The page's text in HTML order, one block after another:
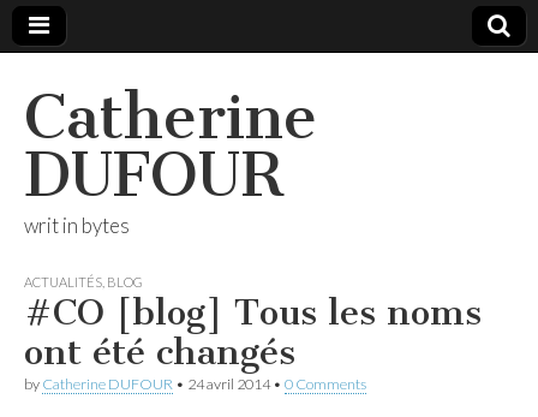
Catherine
DUFOUR
writ in bytes
ACTUALITÉS BLOG
#CO [blog] Tous les noms
ont été changés
by Catherine DUFOUR • 24 avril 2014• 0 Comments